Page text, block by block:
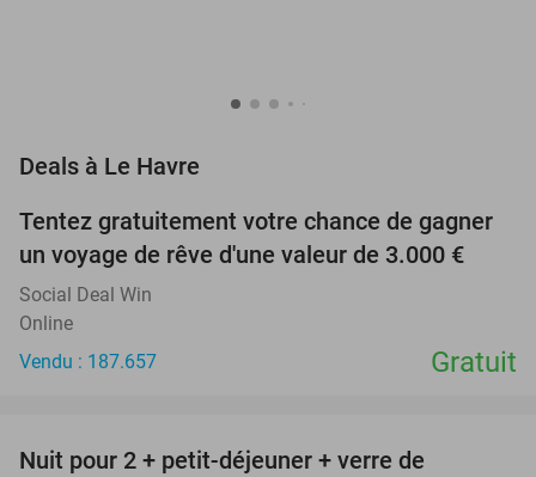
Deals à Le Havre
Tentez gratuitement votre chance de gagner
un voyage de rêve d'une valeur de 3.000 €
Social Deal Win
Online
Vendu : 187.657
Gratuit
Nuit pour 2 + petit-déjeuner + verre de